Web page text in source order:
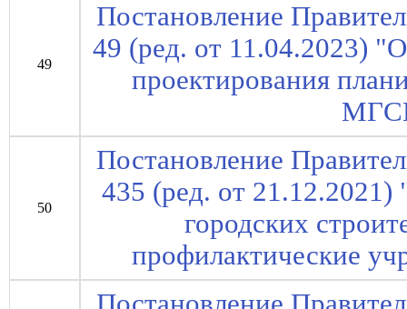
49
Постановление
49 (ред. от 11.04.2023)
проектирования
50
Постановление
435 (ред. от
городских
профилактические